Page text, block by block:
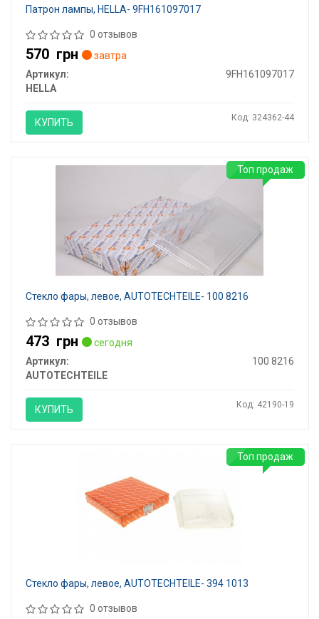
Патрон лампы, HELLA- 9FH161097017
0 отзывов
570 грн
завтра
Артикул:
9FH161097017
HELLA
КУПИТЬ Код: 324362-44
Стекло фары, левое, AUTOTECHTEILE- 100 8216
0 отзывов
473 грн
сегодня
Артикул:
100 8216
AUTOTECHTEILE
КУПИТЬ Код: 42190-19
Топ продаж
Стекло фары, левое, AUTOTECHTEILE- 394 1013
0 отзывов
Топ продаж